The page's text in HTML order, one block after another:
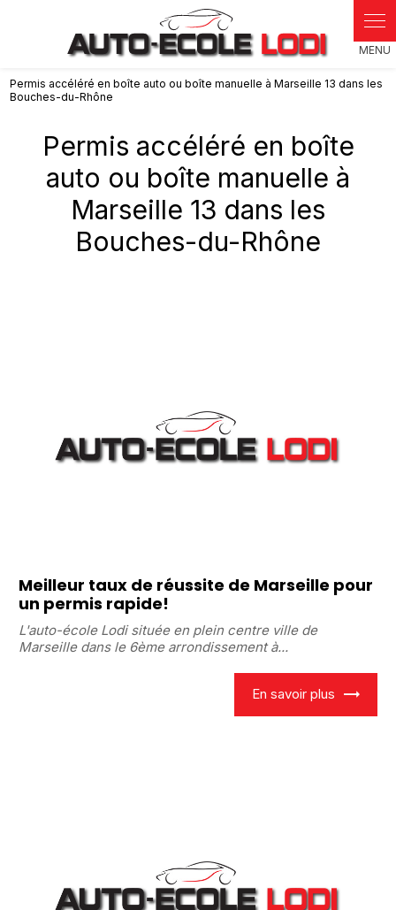
Permis accéléré en boîte auto ou boîte manuelle à Marseille 13 dans les
Bouches-du-Rhône
Permis accéléré en boîte
auto ou boîte manuelle à
Marseille 13 dans les
Bouches-du-Rhône
Meilleur taux de réussite de Marseille pour
un permis rapide!
L'auto-école Lodi située en plein centre ville de
Marseille dans le 6ème arrondissement à...
En savoir plus
Panneau de gestion des cookies